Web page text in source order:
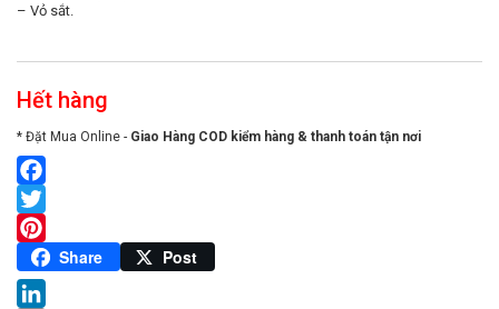
– Vỏ sắt.
Hết hàng
* Đặt Mua Online - Giao Hàng COD kiểm hàng & thanh toán tận nơi
Facebook
Twitter
Pinterest
Share Post